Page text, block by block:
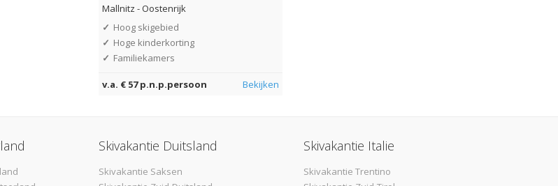
Mallnitz -Oostenrijk
✓ Hoog skigebied
✓ Hoge kinderkorting
✓ Familiekamers
v.a. € 57 p.n.p.persoon Bekijken
Skivakantie Duitsland
Skivakantie Saksen
Skivakantie Italie
Skivakantie Trentino